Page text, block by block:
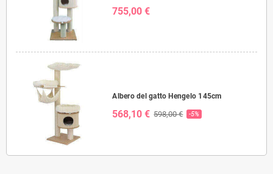
755,00 €
Albero del gatto Hengelo 145cm
568,10 € 598,00 € -5%